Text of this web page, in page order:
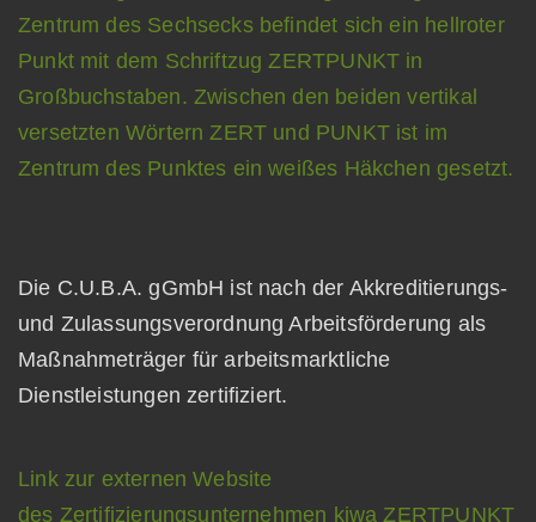
Die C.U.B.A. gGmbH ist nach der Akkreditierungs-
und Zulassungsverordnung Arbeitsförderung als
Maßnahmeträger für arbeitsmarktliche
Dienstleistungen zertifiziert.
Link zur externen Website
des Zertifizierungsunternehmen kiwa ZERTPUNKT